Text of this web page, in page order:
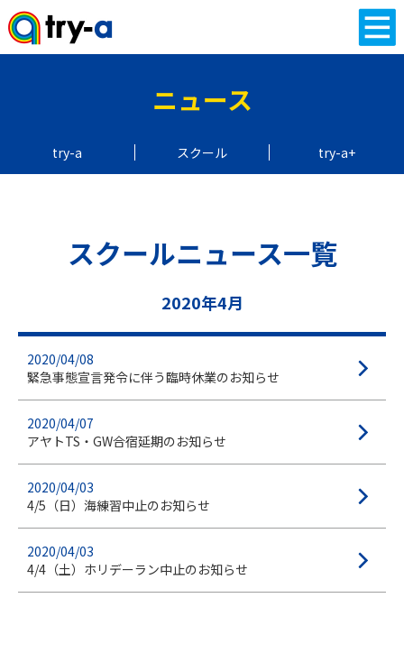
ニュース
try-a スクール try-a+
スクールニュース一覧
2020年4月
2020/04/08
緊急事態宣言発令に伴う臨時休業のお知らせ
2020/04/07
アヤトTS・GW合宿延期のお知らせ
2020/04/03
4/5（日）海練習中止のお知らせ
2020/04/03
4/4（土）ホリデーラン中止のお知らせ